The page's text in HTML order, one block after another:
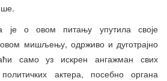
је о овом питању упутила своје
мишљењу, одрживо и дуготрајно
само уз искрен ангажман свих
актера, посебно органа